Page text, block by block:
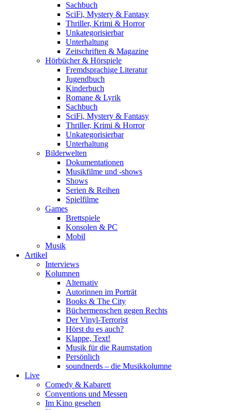
Sachbuch
SciFi, Mystery & Fantasy
Thriller, Krimi & Horror
Unkategorisierbar
Unterhaltung
Zeitschriften & Magazine
Hörbücher & Hörspiele
Fremdsprachige Literatur
Jugendbuch
Kinderbuch
Romane & Lyrik
Sachbuch
SciFi, Mystery & Fantasy
Thriller, Krimi & Horror
Unkategorisierbar
Unterhaltung
Bilderwelten
Dokumentationen
Musikfilme und -shows
Shows
Serien & Reihen
Spielfilme
Games
Brettspiele
Konsolen & PC
Mobil
Musik
Artikel
Interviews
Kolumnen
Alternativ
Autorinnen im Porträt
Books & The City
Büchermenschen gegen Rechts
Der Vinyl-Terrorist
Hörst du es auch?
Klappe, Text!
Musik für die Raumstation
Persönlich
soundnerds – die Musikkolumne
Live
Comedy & Kabarett
Conventions und Messen
Im Kino gesehen